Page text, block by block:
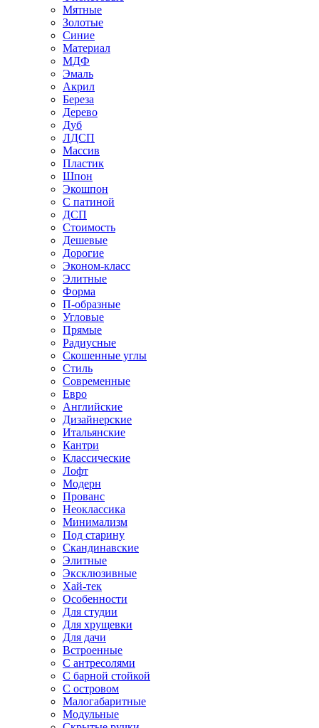
Мятные
Золотые
Синие
Материал
МДФ
Эмаль
Акрил
Береза
Дерево
Дуб
ЛДСП
Массив
Пластик
Шпон
Экошпон
С патиной
ДСП
Стоимость
Дешевые
Дорогие
Эконом-класс
Элитные
Форма
П-образные
Угловые
Прямые
Радиусные
Скошенные углы
Стиль
Современные
Евро
Английские
Дизайнерские
Итальянские
Кантри
Классические
Лофт
Модерн
Прованс
Неоклассика
Минимализм
Под старину
Скандинавские
Элитные
Эксклюзивные
Хай-тек
Особенности
Для студии
Для хрущевки
Для дачи
Встроенные
С антресолями
С барной стойкой
С островом
Малогабаритные
Модульные